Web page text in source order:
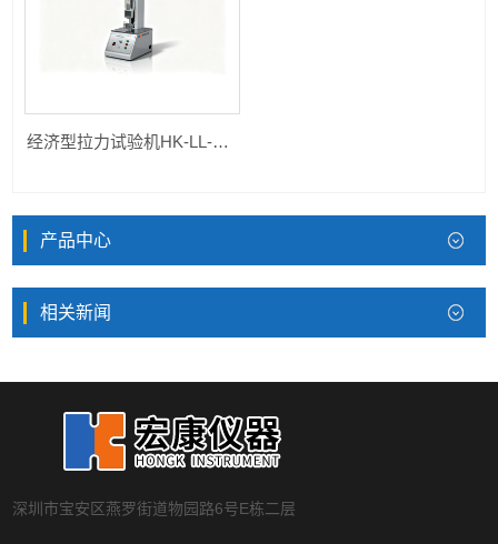
经济型拉力试验机HK-LL-500
产品中心
相关新闻
深圳市宝安区燕罗街道物园路6号E栋二层